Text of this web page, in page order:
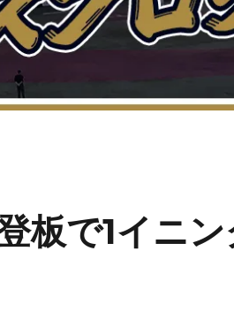
板で1イニ